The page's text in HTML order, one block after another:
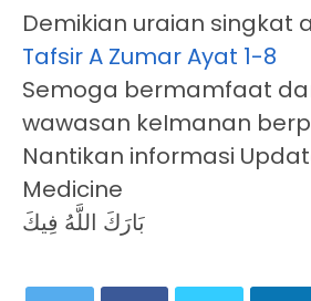
Demikian uraian singkat
Tafsir A Zumar Ayat 1-8
Semoga bermamfaat
wawasan keImanan
Nantikan informasi
Medicine
بَارَكَ اللَّهُ فِيكَ